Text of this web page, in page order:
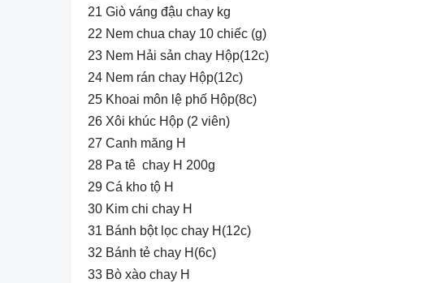
21 Giò váng đậu chay kg
22 Nem chua chay 10 chiếc (g)
23 Nem Hải sản chay Hộp(12c)
24 Nem rán chay Hộp(12c)
25 Khoai môn lệ phố Hộp(8c)
26 Xôi khúc Hộp (2 viên)
27 Canh măng H
28 Pa tê chay H 200g
29 Cá kho tộ H
30 Kim chi chay H
31 Bánh bột lọc chay H(12c)
32 Bánh tẻ chay H(6c)
33 Bò xào chay H